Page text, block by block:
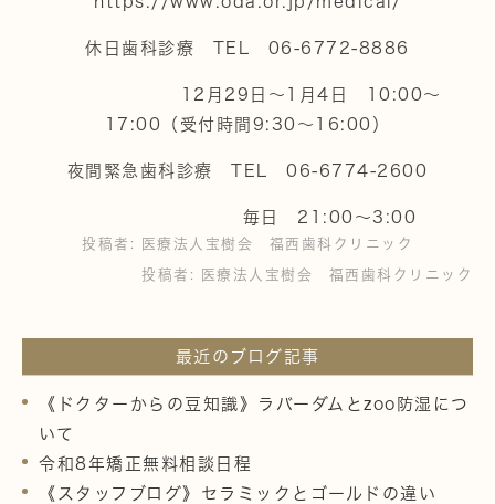
休日歯科診療 TEL 06-6772-8886
12月29日～1月4日 10:00～
17:00（受付時間9:30～16:00）
夜間緊急歯科診療 TEL 06-6774-2600
毎日 21:00～3:00
投稿者: 医療法人宝樹会 福西歯科クリニック
投稿者: 医療法人宝樹会 福西歯科クリニック
最近のブログ記事
《ドクターからの豆知識》ラバーダムとzoo防湿につ
いて
令和8年矯正無料相談日程
《スタッフブログ》セラミックとゴールドの違い